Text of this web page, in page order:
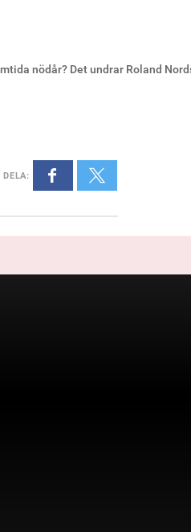
nödår? Det undrar Roland
DELA: